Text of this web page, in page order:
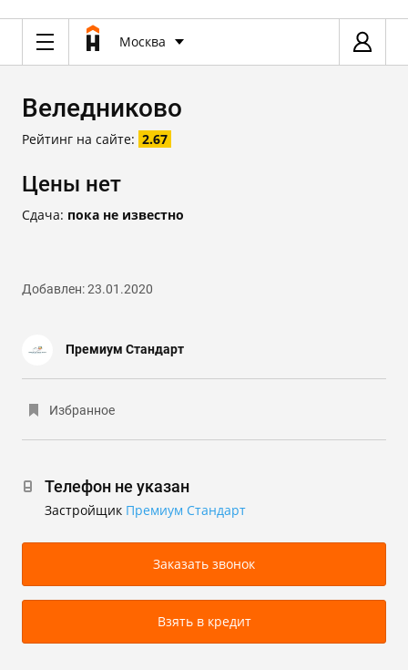
Москва
Веледниково
Рейтинг на сайте: 2.67
Цены нет
Сдача: пока не известно
Добавлен: 23.01.2020
Премиум Стандарт
Избранное
Телефон не указан
Застройщик Премиум Стандарт
Заказать звонок
Взять в кредит